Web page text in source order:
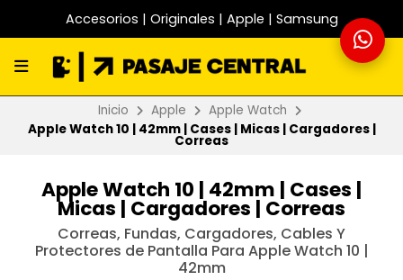
Accesorios | Originales | Apple | Samsung
Inicio Apple
Apple Watch
Apple Watch 10 | 42mm | Cases | Micas | Cargadores |
Correas
Apple Watch 10 | 42mm | Cases |
Micas | Cargadores | Correas
Correas, Fundas, Cargadores, Cables Y
Protectores de Pantalla Para Apple Watch 10 |
42mm